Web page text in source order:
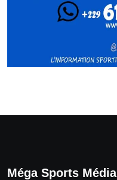
Méga Sports Média